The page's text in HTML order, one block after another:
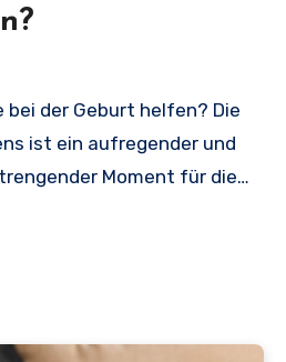
ist ein aufregender und
Moment für die…